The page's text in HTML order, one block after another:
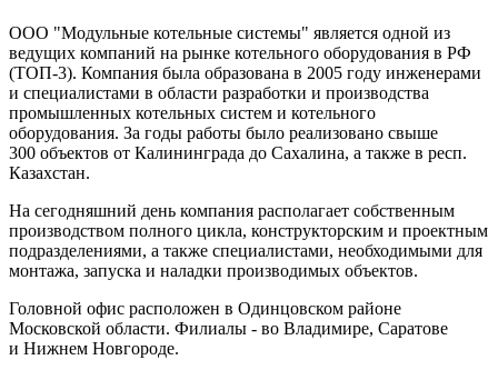
ООО "Модульные котельные системы" является одной из
ведущих компаний на рынке котельного оборудования в РФ
(ТОП-3). Компания была образована в 2005 году инженерами
и специалистами в области разработки и производства
промышленных котельных систем и котельного
оборудования. За годы работы было реализовано свыше
300 объектов от Калининграда до Сахалина, а также в респ.
Казахстан.
На сегодняшний день компания располагает собственным
производством полного цикла, конструкторским и проектным
подразделениями, а также специалистами, необходимыми для
монтажа, запуска и наладки производимых объектов.
Головной офис расположен в Одинцовском районе
Московской области. Филиалы - во Владимире, Саратове
и Нижнем Новгороде.